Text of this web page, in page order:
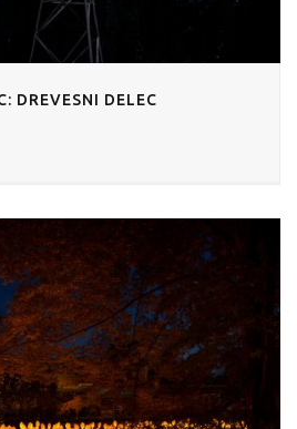
DREVESNI DELEC